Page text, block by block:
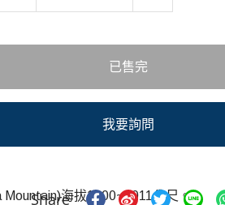
我要詢問
已售完
海拔1900~2011公尺。